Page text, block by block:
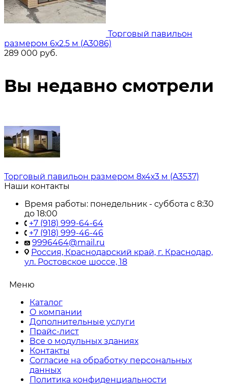
Торговый павильон
размером 6х2.5 м (A3086)
289 000 руб.
Вы недавно смотрели
Торговый павильон размером 8х4х3 м (A3537)
Наши контакты
Время работы: понедельник - суббота с 8:30
до 18:00
+7 (918) 999-64-64
+7 (918) 999-46-46
9996464@mail.ru
Россия, Краснодарский край, г. Краснодар,
ул. Ростовское шоссе, 18
Меню
Каталог
О компании
Дополнительные услуги
Прайс-лист
Все о модульных зданиях
Контакты
Согласие на обработку персональных
данных
Политика конфиденциальности